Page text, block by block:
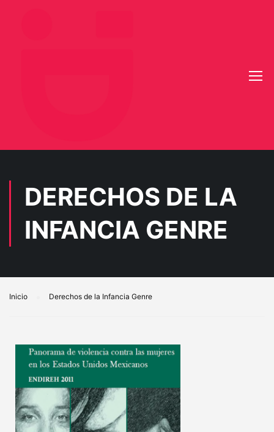
DERECHOS DE LA
INFANCIA GENRE
Inicio Derechos de la Infancia Genre